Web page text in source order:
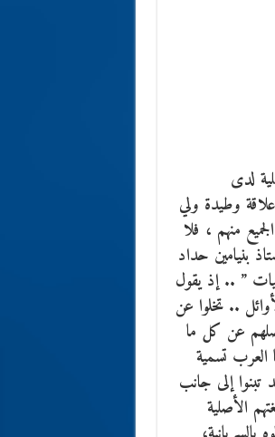
لدى
وطيدة ولي
منهم ، فلا
بنيامين حداد
” .. إذ يقول
.. تخلوا عن
عن كل ما
العرب تسمية
إلى جانب
الأصلية